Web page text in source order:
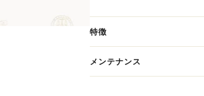
特徴
メンテナンス